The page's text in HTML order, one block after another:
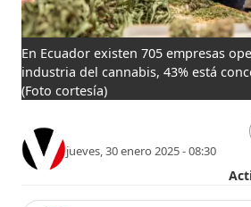
En Ecuador existen 705 empresas
industria del cannabis, 43% está
(Foto cortesía)
jueves, 30 enero 2025 - 08:30